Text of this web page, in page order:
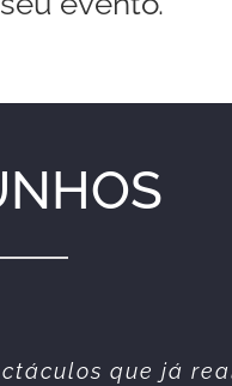
que já
prestáveis.